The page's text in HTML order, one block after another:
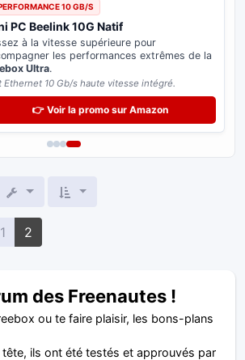
10 GB/S
PC Beelink 10G Natif
à la vitesse supérieure pour
les performances extrêmes de la
Ultra.
Ethernet 10 Gb/s haute vitesse intégré.
👉 Voir la promo sur Amazon
1 2
des Freenautes !
ou te faire plaisir, les bons-plans
tête, ils ont été testés et approuvés par